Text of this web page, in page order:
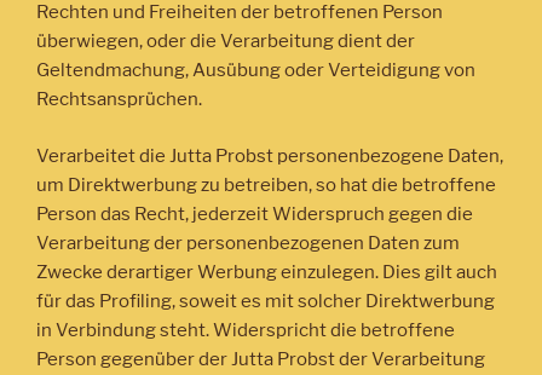
Rechten und Freiheiten der betroffenen Person
überwiegen, oder die Verarbeitung dient der
Geltendmachung, Ausübung oder Verteidigung von
Rechtsansprüchen.
Verarbeitet die Jutta Probst personenbezogene Daten,
um Direktwerbung zu betreiben, so hat die betroffene
Person das Recht, jederzeit Widerspruch gegen die
Verarbeitung der personenbezogenen Daten zum
Zwecke derartiger Werbung einzulegen. Dies gilt auch
für das Profiling, soweit es mit solcher Direktwerbung
in Verbindung steht. Widerspricht die betroffene
Person gegenüber der Jutta Probst der Verarbeitung